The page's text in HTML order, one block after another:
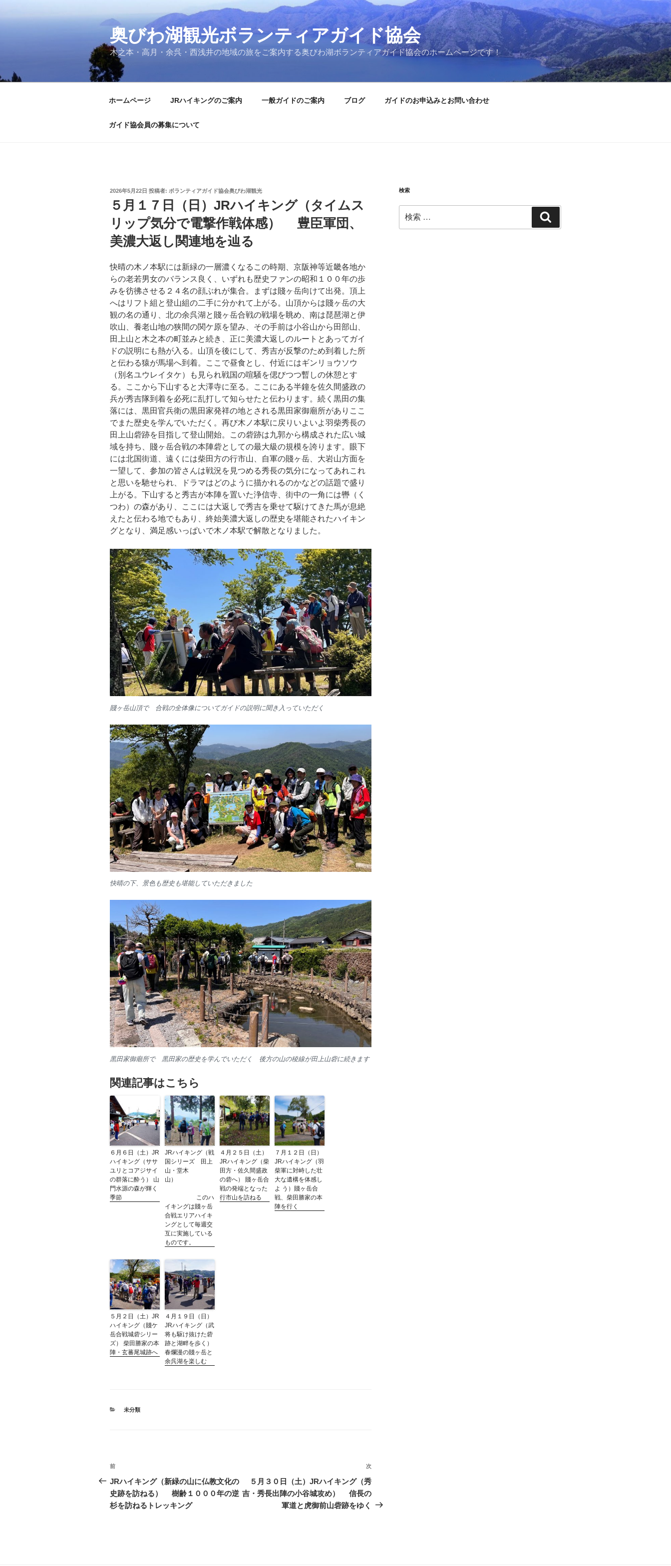
ス
奥びわ湖観光ボランティアガイド協会
木之本・高月・余呉・西浅井の地域の旅をご案内する奥びわ湖ボランティアガイド協会のホームページです！
ホームページ JRハイキングのご案内 一般ガイドのご案内 ブログ ガイドのお申込みとお問い合わせ
ガイド協会員の募集について
投
日:
2026年5月22日 投稿者: ボランティアガイド協会奥びわ湖観光
５月１７日（日）JRハイキング（タイムス
リップ気分で電撃作戦体感） 豊臣軍団、
美濃大返し関連地を辿る
快晴の木ノ本駅には新緑の一層濃くなるこの時期、京阪神等近畿各地か
らの老若男女のバランス良く、いずれも歴史ファンの昭和１００年の歩
みを彷彿させる２４名の顔ぶれが集合。まずは賤ヶ岳向けて出発。頂上
へはリフト組と登山組の二手に分かれて上がる。山頂からは賤ヶ岳の大
観の名の通り、北の余呉湖と賤ヶ岳合戦の戦場を眺め、南は琵琶湖と伊
吹山、養老山地の狭間の関ケ原を望み、その手前は小谷山から田部山、
田上山と木之本の町並みと続き、正に美濃大返しのルートとあってガイ
ドの説明にも熱が入る。山頂を後にして、秀吉が反撃のため到着した所
と伝わる猿が馬場へ到着。ここで昼食とし、付近にはギンリョウソウ
（別名ユウレイタケ）も見られ戦国の喧騒を偲びつつ暫しの休憩とす
る。ここから下山すると大澤寺に至る。ここにある半鐘を佐久間盛政の
兵が秀吉隊到着を必死に乱打して知らせたと伝わります。続く黒田の集
落には、黒田官兵衛の黒田家発祥の地とされる黒田家御廟所がありここ
でまた歴史を学んでいただく。再び木ノ本駅に戻りいよいよ羽柴秀長の
田上山砦跡を目指して登山開始。この砦跡は九郭から構成された広い城
域を持ち、賤ヶ岳合戦の本陣砦としての最大級の規模を誇ります。眼下
には北国街道、遠くには柴田方の行市山、自軍の賤ヶ岳、大岩山方面を
一望して、参加の皆さんは戦況を見つめる秀長の気分になってあれこれ
と思いを馳せられ、ドラマはどのように描かれるのかなどの話題で盛り
上がる。下山すると秀吉が本陣を置いた浄信寺、街中の一角には轡（く
つわ）の森があり、ここには大返しで秀吉を乗せて駆けてきた馬が息絶
えたと伝わる地でもあり、終始美濃大返しの歴史を堪能されたハイキン
グとなり、満足感いっぱいで木ノ本駅で解散となりました。
賤ヶ岳山頂で 合戦の全体像についてガイドの説明に聞き入っていただく
快晴の下、景色も歴史も堪能していただきました
黒田家御廟所で 黒田家の歴史を学んでいただく 後方の山の稜線が田上山砦に続きます
関連記事はこちら
６月６日（土）JR
ハイキング（ササ
ユリとコアジサイ
の群落に酔う） 山
門水源の森が輝く
季節
JRハイキング（戦
国シリーズ 田上
山・堂木
山）
このハ
イキングは賤ヶ岳
合戦エリアハイキ
ングとして毎週交
互に実施している
ものです。
４月２５日（土）
JRハイキング（柴
田方・佐久間盛政
の砦へ） 賤ヶ岳合
戦の発端となった
行市山を訪ねる
７月１２日（日）
JRハイキング（羽
柴軍に対峙した壮
大な遺構を体感し
よ う）賤ヶ岳合
戦、柴田勝家の本
陣を行く
５月２日（土）JR
ハイキング（賤ケ
岳合戦城砦シリー
ズ） 柴田勝家の本
陣・玄蕃尾城跡へ
４月１９日（日）
JRハイキング（武
将も駆け抜けた砦
跡と湖畔を歩く）
春爛漫の賤ヶ岳と
余呉湖を楽しむ
カ
未分類
投
稿
ナ
過
去
の
投
前
JRハイキング（新緑の山に仏教文化の
史跡を訪ねる） 樹齢１０００年の逆
杉を訪ねるトレッキング
稿
次
５月３０日（土）JRハイキング（秀
吉・秀長出陣の小谷城攻め） 信長の
軍道と虎御前山砦跡をゆく
検索
索:
索